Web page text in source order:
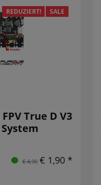
REDUZIERT! SALE
True D V3
€ 4,90 € 1,90 *